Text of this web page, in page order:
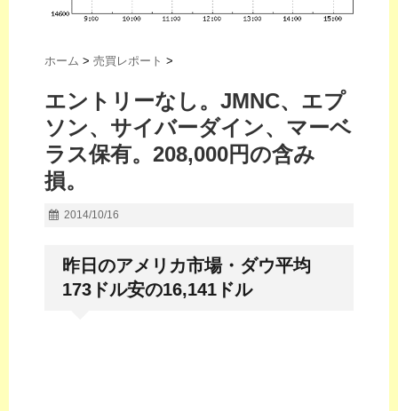
ホーム > 売買レポート >
エントリーなし。JMNC、エプ
ソン、サイバーダイン、マーベ
ラス保有。208,000円の含み
損。
2014/10/16
昨日のアメリカ市場・ダウ平均
173ドル安の16,141ドル